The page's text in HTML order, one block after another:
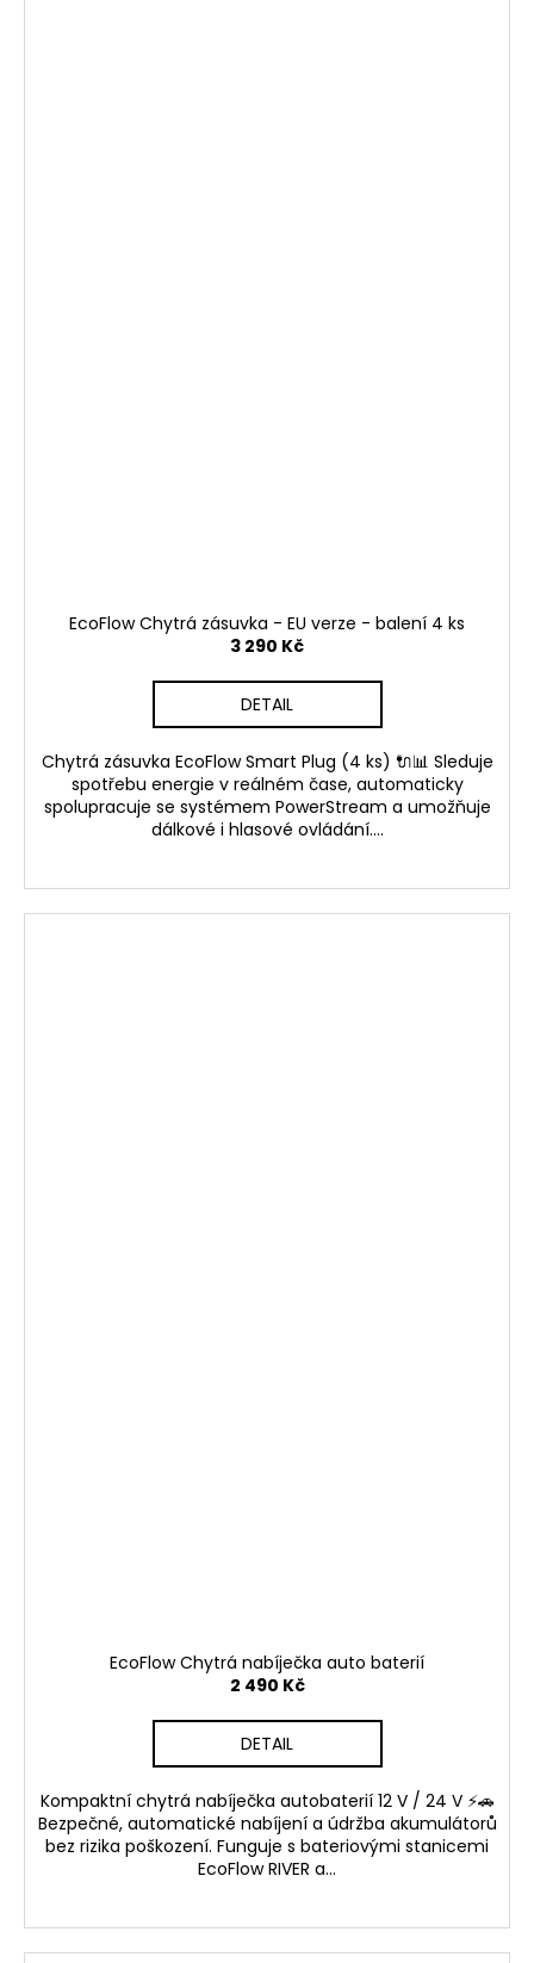
EcoFlow Chytrá zásuvka - EU verze - balení 4 ks
3 290 Kč
DETAIL
Chytrá zásuvka EcoFlow Smart Plug (4 ks) 🔌📊 Sleduje
spotřebu energie v reálném čase, automaticky
spolupracuje se systémem PowerStream a umožňuje
dálkové i hlasové ovládání....
EcoFlow Chytrá nabíječka auto baterií
2 490 Kč
DETAIL
Kompaktní chytrá nabíječka autobaterií 12 V / 24 V ⚡🚗
Bezpečné, automatické nabíjení a údržba akumulátorů
bez rizika poškození. Funguje s bateriovými stanicemi
EcoFlow RIVER a...